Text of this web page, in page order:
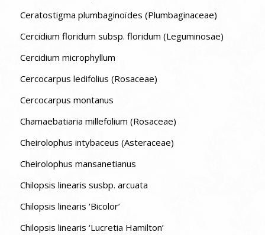
Ceratostigma plumbaginoïdes (Plumbaginaceae)
Cercidium floridum subsp. floridum (Leguminosae)
Cercidium microphyllum
Cercocarpus ledifolius (Rosaceae)
Cercocarpus montanus
Chamaebatiaria millefolium (Rosaceae)
Cheirolophus intybaceus (Asteraceae)
Cheirolophus mansanetianus
Chilopsis linearis susbp. arcuata
Chilopsis linearis ‘Bicolor’
Chilopsis linearis ‘Lucretia Hamilton’